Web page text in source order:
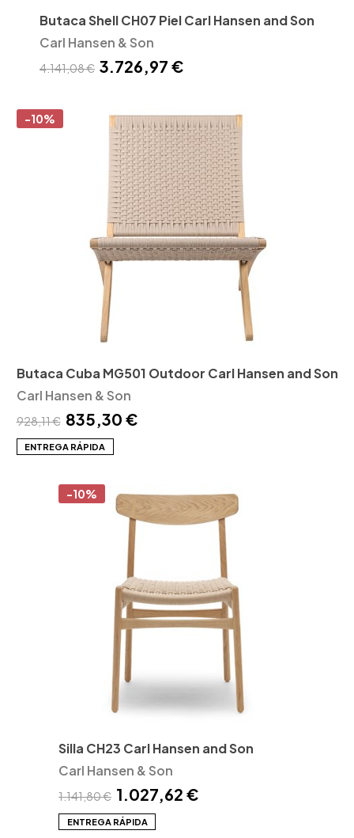
Butaca Shell CH07 Piel Carl Hansen and Son
Carl Hansen & Son
4.141,08 € 3.726,97 €
-10%
Butaca Cuba MG501 Outdoor Carl Hansen and Son
Carl Hansen & Son
928,11 € 835,30 €
ENTREGA RÁPIDA
-10%
Silla CH23 Carl Hansen and Son
Carl Hansen & Son
1.141,80 € 1.027,62 €
ENTREGA RÁPIDA